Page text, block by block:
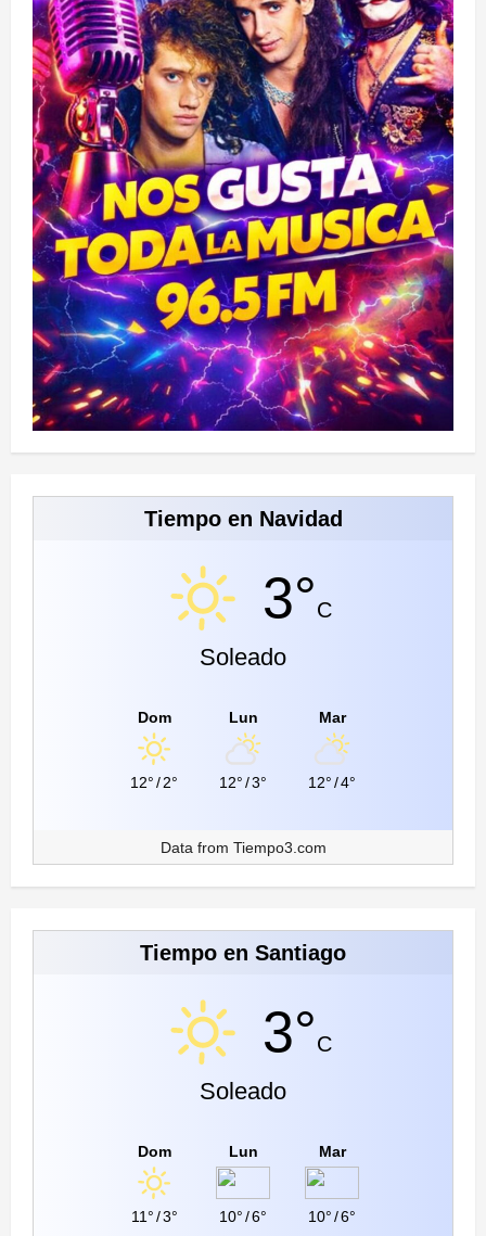
Tiempo en Navidad
3°C
Soleado
Dom
12°/2°
Lun
12°/3°
Mar
12°/4°
Data from Tiempo3.com
Tiempo en Santiago
3°C
Soleado
Dom
11°/3°
Lun
10°/6°
Mar
10°/6°